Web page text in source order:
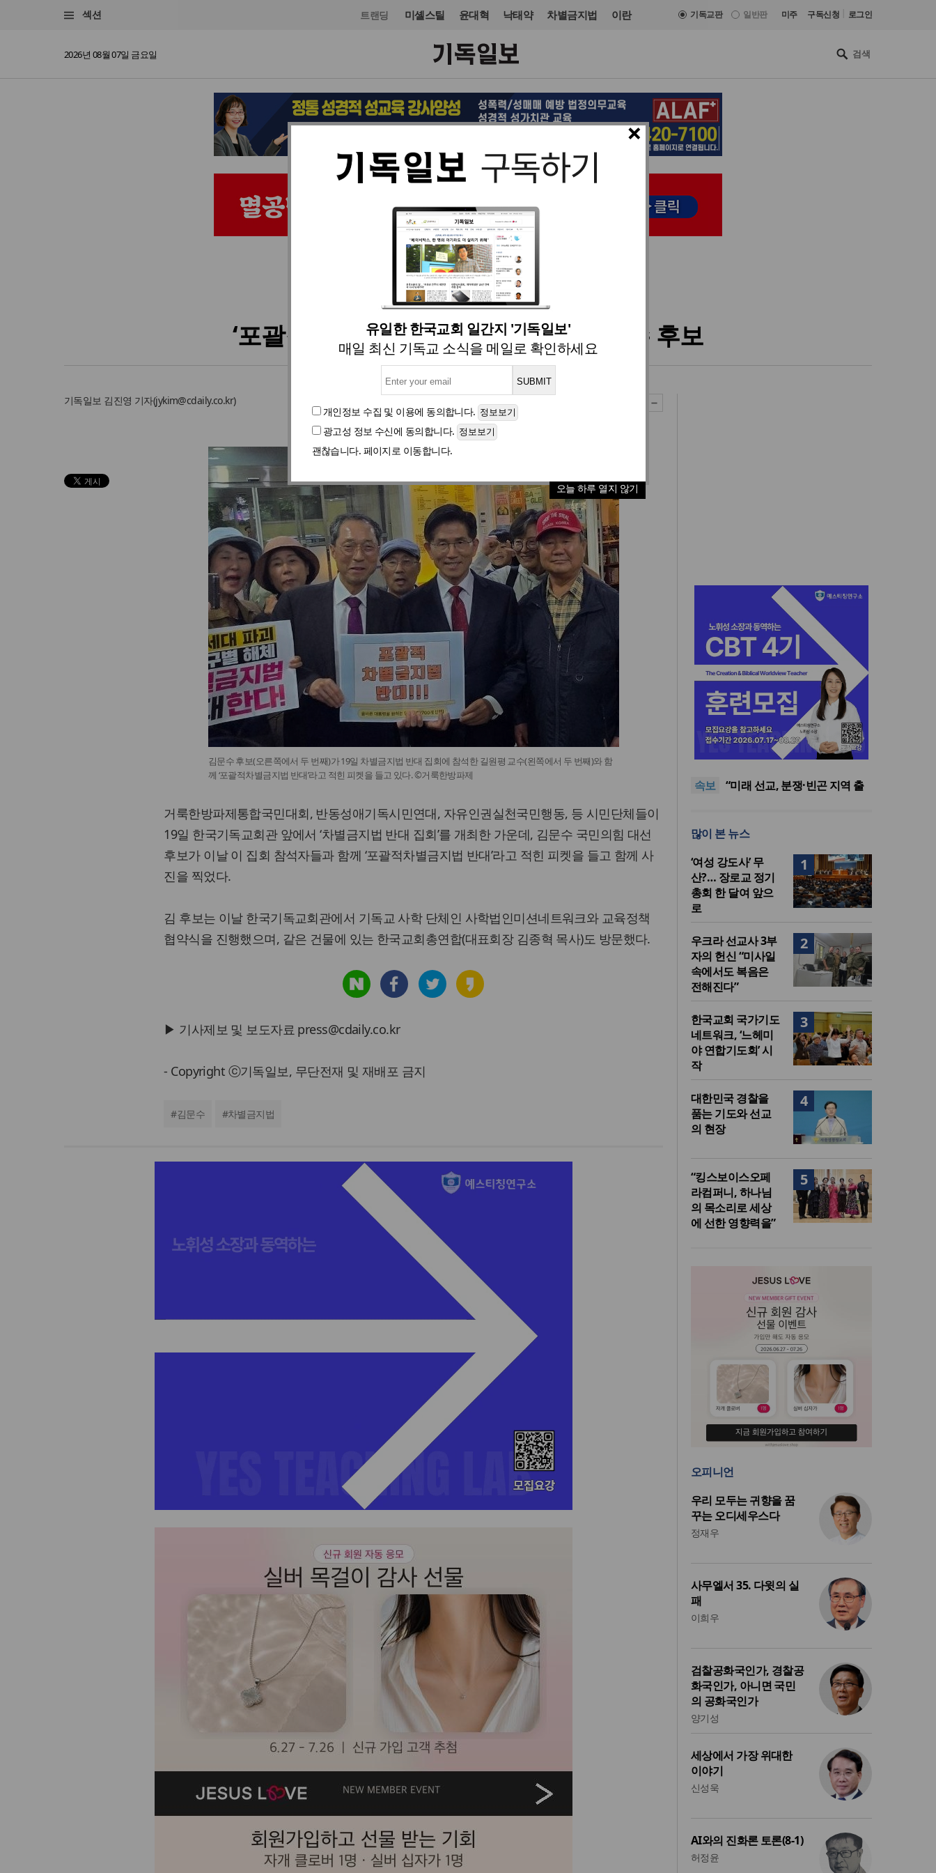
섹션 트랜딩 미셸스틸 윤대혁 낙태약 차별금지법 이란 기독교판 일반판 미주 구독신청 로그인
2026년 08월 07일 금요일
×
유일한 한국교회 일간지 '기독일보'
매일 최신 기독교 소식을 메일로 확인하세요
개인정보 수집 및 이용에 동의합니다.
광고성 정보 수신에 동의합니다.
괜찮습니다. 페이지로 이동합니다.
오늘 하루 열지 않기
사회 입력 2025. 05. 19 21:52
‘포괄적차별금지법 반대’ 피켓 든 김문수 후보
기독일보 김진영 기자(jykim@cdaily.co.kr)
김문수 후보(오른쪽에서 두 번째)가 19일 차별금지법 반대 집회에 참석한 길원평 교수(왼쪽에서 두 번째)와 함
께 ‘포괄적차별금지법 반대’라고 적힌 피켓을 들고 있다. ©거룩한방파제
거룩한방파제통합국민대회, 반동성애기독시민연대, 자유인권실천국민행동, 등 시민단체들이
19일 한국기독교회관 앞에서 ‘차별금지법 반대 집회’를 개최한 가운데, 김문수 국민의힘 대선
후보가 이날 이 집회 참석자들과 함께 ‘포괄적차별금지법 반대’라고 적힌 피켓을 들고 함께 사
진을 찍었다.
김 후보는 이날 한국기독교회관에서 기독교 사학 단체인 사학법인미션네트워크와 교육정책
협약식을 진행했으며, 같은 건물에 있는 한국교회총연합(대표회장 김종혁 목사)도 방문했다.
▶ 기사제보 및 보도자료 press@cdaily.co.kr
- Copyright ⓒ기독일보, 무단전재 및 재배포 금지
#김문수 #차별금지법
속보
[최원호 목사의 영혼의 양식 63]
말씀은 같은데 왜 열매는 다를
美 이민구금센터에 억류됐던
“미사일 속에서도 복음은 전해
“미래 선교, 분쟁·빈곤 지역 출
발
말씀은 같은데 왜 열매는 다를
美 이민구금센터에 억류됐던
한인 목회자 석방돼
많이 본 뉴스
1
‘여성 강도사’ 무
산?… 장로교 정기
총회 한 달여 앞으
로
2
우크라 선교사 3부
자의 헌신 “미사일
속에서도 복음은
전해진다”
3
한국교회 국가기도
네트워크, ‘느헤미
야 연합기도회’ 시
작
4
대한민국 경찰을
품는 기도와 선교
의 현장
5
“킹스보이스오페
라컴퍼니, 하나님
의 목소리로 세상
에 선한 영향력을”
오피니언
우리 모두는 귀향을 꿈
꾸는 오디세우스다
정재우
사무엘서 35. 다윗의 실
패
이희우
검찰공화국인가, 경찰공
화국인가, 아니면 국민
의 공화국인가
양기성
세상에서 가장 위대한
이야기
신성욱
AI와의 진화론 토론(8-1)
허정윤